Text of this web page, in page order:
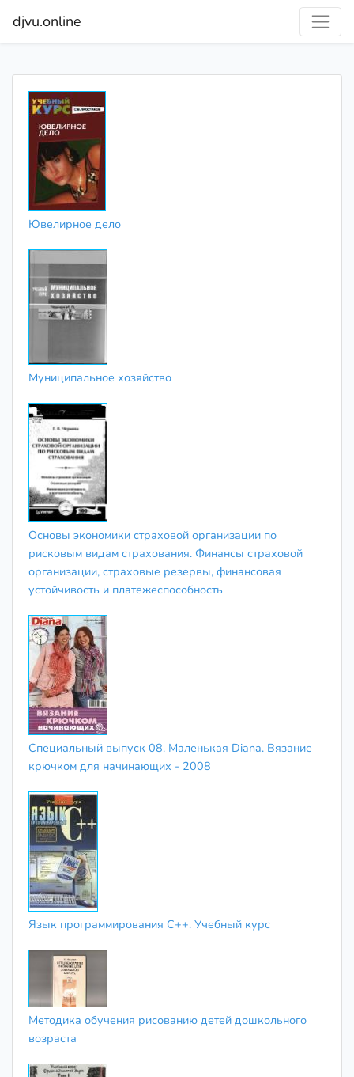
djvu.online
Ювелирное дело
Муниципальное хозяйство
Основы экономики страховой организации по
рисковым видам страхования. Финансы страховой
организации, страховые резервы, финансовая
устойчивость и платежеспособность
Специальный выпуск 08. Маленькая Diana. Вязание
крючком для начинающих - 2008
Язык программирования С++. Учебный курс
Методика обучения рисованию детей дошкольного
возраста